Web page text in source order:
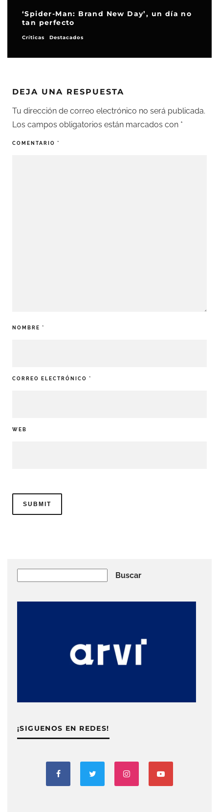
‘Spider-Man: Brand New Day’, un día no
tan perfecto
Críticas Destacados
DEJA UNA RESPUESTA
Tu dirección de correo electrónico no será publicada.
Los campos obligatorios están marcados con *
COMENTARIO *
NOMBRE *
CORREO ELECTRÓNICO *
WEB
Buscar
¡SIGUENOS EN REDES!